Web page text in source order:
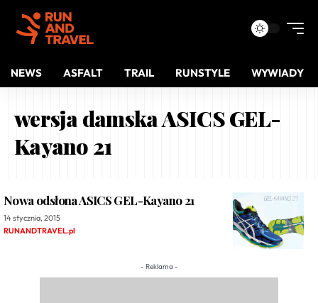
NEWS ASFALT TRAIL RUNSTYLE WYWIADY
wersja damska ASICS GEL-
Kayano 21
Nowa odsłona ASICS GEL-Kayano 21
14 stycznia, 2015
RUNANDTRAVEL.pl
- Reklama -